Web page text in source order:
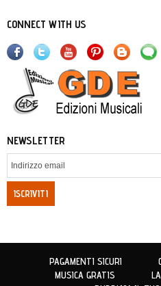
CONNECT WITH US
NEWSLETTER
ISCRIVITI
PAGAMENTI SICURI
MUSICA GRATIS